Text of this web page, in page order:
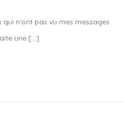
n’ont pas vu mes messages
une […]